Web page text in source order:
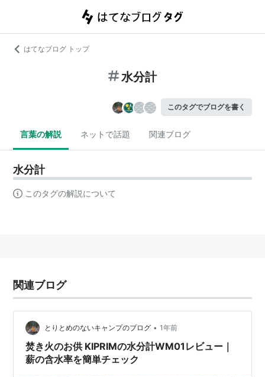
はてなブログ トップ
水分計
このタグでブログを書く
言葉の解説 ネットで話題 関連ブログ
水分計
このタグの解説について
関連ブログ
とりとめのないキャンプのブログ • 1年前
焚き火のお供 KIPRIMの水分計WM01レビュー｜
薪の含水率を簡単チェック